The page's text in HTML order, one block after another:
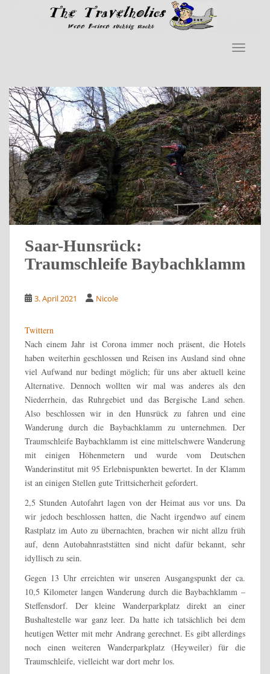
Skip to main content
Saar-Hunsrück:
Traumschleife Baybachklamm
3. April 2021 Nicole
Twittern
Nach einem Jahr ist Corona immer noch präsent, die Hotels
haben weiterhin geschlossen und Reisen ins Ausland sind ohne
viel Aufwand nur bedingt möglich; für uns aber aktuell keine
Alternative. Dennoch wollten wir mal was anderes als den
Niederrhein, das Ruhrgebiet und das Bergische Land sehen.
Also beschlossen wir in den Hunsrück zu fahren und eine
Wanderung durch die Baybachklamm zu unternehmen. Der
Traumschleife Baybachklamm ist eine mittelschwere Wanderung
mit einigen Höhenmetern und wurde vom Deutschen
Wanderinstitut mit 95 Erlebnispunkten bewertet. In der Klamm
ist an einigen Stellen gute Trittsicherheit gefordert.
2,5 Stunden Autofahrt lagen von der Heimat aus vor uns. Da
wir jedoch beschlossen hatten, die Nacht irgendwo auf einem
Rastplatz im Auto zu übernachten, brachen wir nicht allzu früh
auf, denn Autobahnraststätten sind nicht dafür bekannt, sehr
idyllisch zu sein.
Gegen 13 Uhr erreichten wir unseren Ausgangspunkt der ca.
10,5 Kilometer langen Wanderung durch die Baybachklamm –
Steffensdorf. Der kleine Wanderparkplatz direkt an einer
Bushaltestelle war ganz leer. Da hatte ich tatsächlich bei dem
heutigen Wetter mit mehr Andrang gerechnet. Es gibt allerdings
noch einen weiteren Wanderparkplatz (Heyweiler) für die
Traumschleife, vielleicht war dort mehr los.